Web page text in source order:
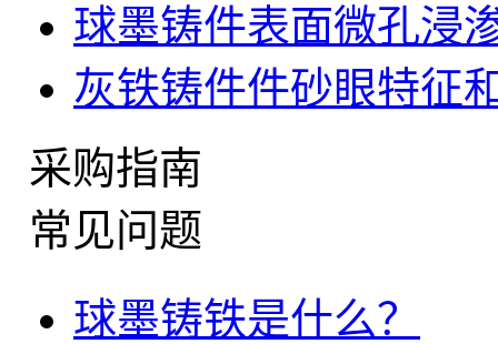
球墨铸件表面微孔浸
灰铁铸件件砂眼特征
采购指南
常见问题
球墨铸铁是什么？